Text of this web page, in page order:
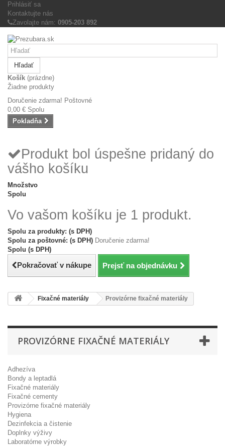
Prihlásiť sa
Kontaktujte nás
Zavolajte nám: 0905-203 892
Hľadať
Košík (prázdne)
Žiadne produkty
Doručenie zdarma! Poštovné
0,00 € Spolu
Pokladňa
Produkt bol úspešne pridaný do
vášho košíku
Množstvo
Spolu
Vo vašom košíku je 1 produkt.
Spolu za produkty: (s DPH)
Spolu za poštovné: (s DPH) Doručenie zdarma!
Spolu (s DPH)
Pokračovať v nákupe Prejsť na objednávku
Fixačné materiály Provizórne fixačné materiály
PROVIZÓRNE FIXAČNÉ MATERIÁLY
Adhezíva
Bondy a leptadlá
Fixačné materiály
Fixačné cementy
Provizórne fixačné materiály
Hygiena
Dezinfekcia a čistenie
Doplnky výživy
Laboratórne výrobky